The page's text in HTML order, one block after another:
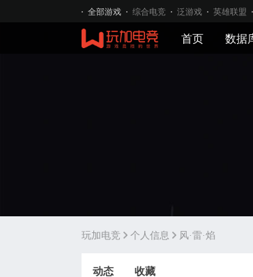
全部游戏 综合电竞 泛游戏 英雄联盟
首页 数据
玩加电竞 个人信息 风·雷·焰
动态 收藏